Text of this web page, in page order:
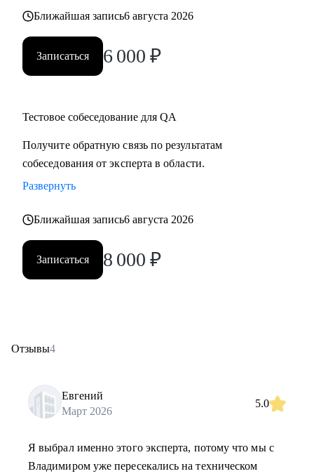
Ближайшая запись6 августа 2026
Записаться 6 000 ₽
Тестовое собеседование для QA
Получите обратную связь по результатам
собеседования от эксперта в области.
Развернуть
Ближайшая запись6 августа 2026
Записаться 8 000 ₽
Отзывы4
Евгений
Март 2026
5.0
Я выбрал именно этого эксперта, потому что мы с
Владимиром уже пересекались на техническом